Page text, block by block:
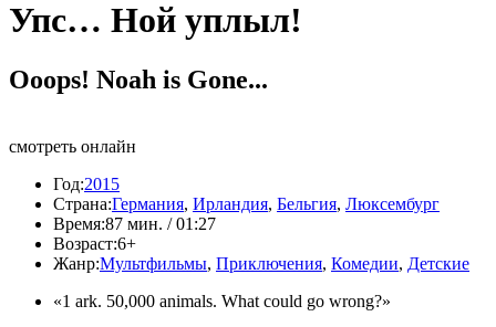
Упс… Ной уплыл!
Ooops! Noah is Gone...
смотреть онлайн
Год:2015
Страна:Германия, Ирландия, Бельгия, Люксембург
Время:87 мин. / 01:27
Возраст:6+
Жанр:Мультфильмы, Приключения, Комедии, Детские
«1 ark. 50,000 animals. What could go wrong?»